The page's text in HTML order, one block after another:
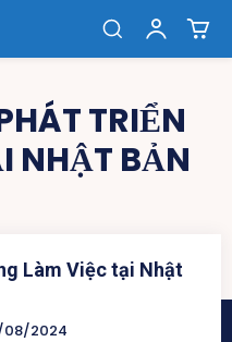
TRIỂN
NHẬT BẢN
Làm Việc tại Nhật
08/2024